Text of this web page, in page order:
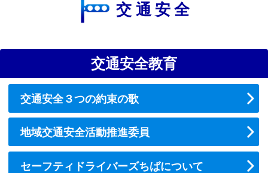
交通安全
交通安全教育
交通安全３つの約束の歌
地域交通安全活動推進委員
セーフティドライバーズちばについて